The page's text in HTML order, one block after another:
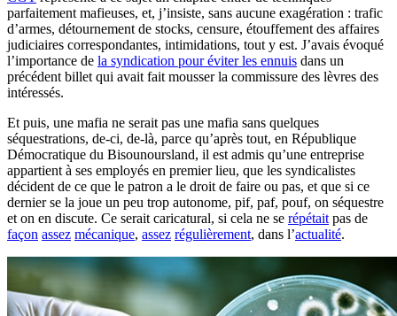
parfaitement mafieuses, et, j’insiste, sans aucune exagération : trafic
d’armes, détournement de stocks, censure, étouffement des affaires
judiciaires correspondantes, intimidations, tout y est. J’avais évoqué
l’importance de la syndication pour éviter les ennuis dans un
précédent billet qui avait fait mousser la commissure des lèvres des
intéressés.
Et puis, une mafia ne serait pas une mafia sans quelques
séquestrations, de-ci, de-là, parce qu’après tout, en République
Démocratique du Bisounoursland, il est admis qu’une entreprise
appartient à ses employés en premier lieu, que les syndicalistes
décident de ce que le patron a le droit de faire ou pas, et que si ce
dernier se la joue un peu trop autonome, pif, paf, pouf, on séquestre
et on en discute. Ce serait caricatural, si cela ne se répétait pas de
façon assez mécanique, assez régulièrement, dans l’actualité.